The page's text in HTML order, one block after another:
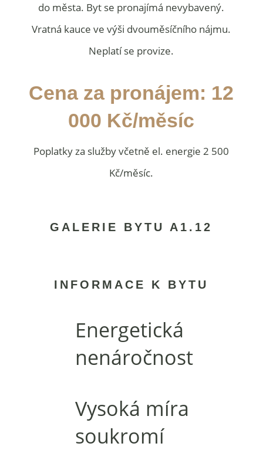
do města. Byt se pronajímá nevybavený.
Vratná kauce ve výši dvouměsíčního nájmu.
Neplatí se provize.
Cena za pronájem: 12
000 Kč/měsíc
Poplatky za služby včetně el. energie 2 500
Kč/měsíc.
GALERIE BYTU A1.12
INFORMACE K BYTU
Energetická
nenáročnost
Vysoká míra
soukromí